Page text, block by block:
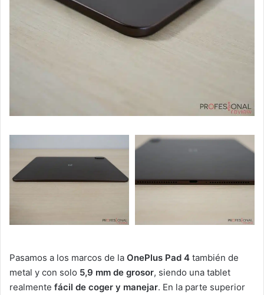
Pasamos a los marcos de la OnePlus Pad 4 también de
metal y con solo 5,9 mm de grosor, siendo una tablet
realmente fácil de coger y manejar. En la parte superior